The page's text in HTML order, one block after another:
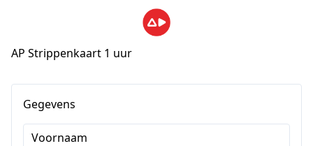
AP Strippenkaart 1 uur
Gegevens
Voornaam